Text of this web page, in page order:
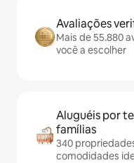
Avaliações
Mais de 55.880
você a escolher
Aluguéis por
famílias
340
comodidades